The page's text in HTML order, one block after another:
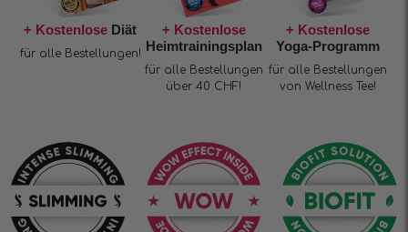
+ Kostenlose Diät
für alle Bestellungen!
+ Kostenlose
Heimtrainingsplan
für alle Bestellungen
über 40 CHF!
+ Kostenlose
Yoga-Programm
für alle Bestellungen
von Wellness Tee!